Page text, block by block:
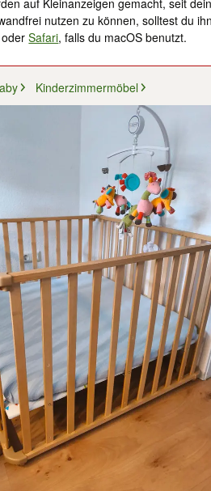
auf Kleinanzeigen gemacht, seit
nutzen zu können, solltest du
oderSafari, falls du macOS benutzt.
Kinderzimmermöbel